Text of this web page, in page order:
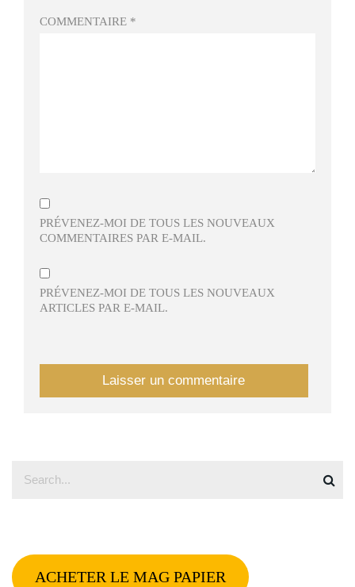
COMMENTAIRE *
PRÉVENEZ-MOI DE TOUS LES NOUVEAUX
COMMENTAIRES PAR E-MAIL.
PRÉVENEZ-MOI DE TOUS LES NOUVEAUX
ARTICLES PAR E-MAIL.
ACHETER LE MAG PAPIER